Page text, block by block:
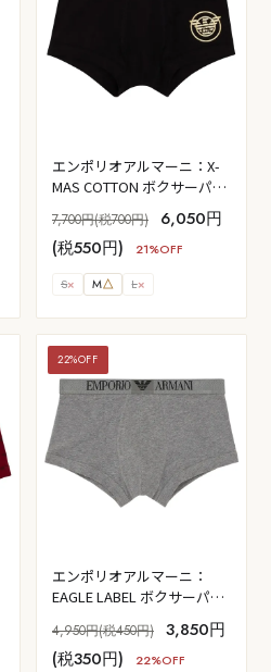
エンポリオアルマーニ：X-
MAS COTTON ボクサーパン
7,700円(税700円)
6,050円
(税550円)
21%OFF
S× M△ L×
22%OFF
エンポリオアルマーニ：
EAGLE LABEL ボクサーパン
ツ (ダークグレーメランジ
ェ)
4,950円(税450円)
3,850円
(税350円)
22%OFF